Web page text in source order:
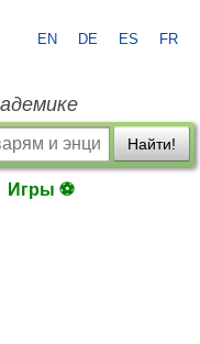
EN DE ES FR
Найти!
Игры ⚽